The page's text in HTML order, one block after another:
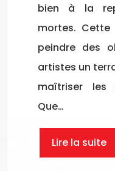
bien à la
mortes.
peindre des
artistes un
maîtriser les
Que…
Lire la suite